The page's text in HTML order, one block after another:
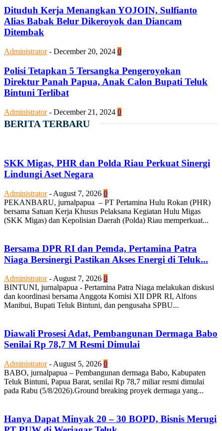
Dituduh Kerja Menangkan YOJOIN, Sulfianto
Alias Babak Belur Dikeroyok dan Diancam
Ditembak
Administrator - December 20, 2024 0
Polisi Tetapkan 5 Tersangka Pengeroyokan
Direktur Panah Papua, Anak Calon Bupati Teluk
Bintuni Terlibat
Administrator - December 21, 2024 0
BERITA TERBARU
SKK Migas, PHR dan Polda Riau Perkuat Sinergi
Lindungi Aset Negara
Administrator - August 7, 2026 0
PEKANBARU, jurnalpapua – PT Pertamina Hulu Rokan (PHR)
bersama Satuan Kerja Khusus Pelaksana Kegiatan Hulu Migas
(SKK Migas) dan Kepolisian Daerah (Polda) Riau memperkuat...
Bersama DPR RI dan Pemda, Pertamina Patra
Niaga Bersinergi Pastikan Akses Energi di Teluk...
Administrator -August 7, 2026 0
BINTUNI, jurnalpapua - Pertamina Patra Niaga melakukan diskusi
dan koordinasi bersama Anggota Komisi XII DPR RI, Alfons
Manibui, Bupati Teluk Bintuni, dan pengusaha SPBU...
Diawali Prosesi Adat, Pembangunan Dermaga Babo
Senilai Rp 78,7 M Resmi Dimulai
Administrator - August 5, 2026 0
BABO, jurnalpapua – Pembangunan dermaga Babo, Kabupaten
Teluk Bintuni, Papua Barat, senilai Rp 78,7 miliar resmi dimulai
pada Rabu (5/8/2026).Ground breaking proyek dermaga yang...
Hanya Dapat Minyak 20 – 30 BOPD, Bisnis Merugi